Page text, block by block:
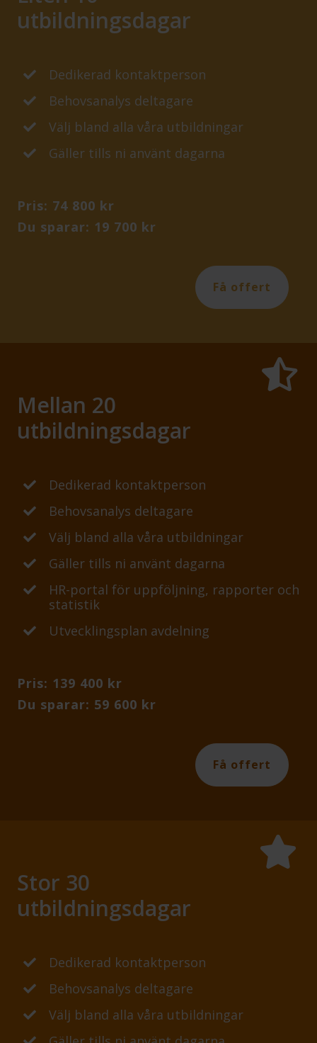
utbildningsdagar
Dedikerad kontaktperson
Behovsanalys deltagare
Välj bland alla våra utbildningar
Gäller tills ni använt dagarna
Pris: 74 800 kr
Du sparar: 19 700 kr
Få offert
Mellan 20
utbildningsdagar
Dedikerad kontaktperson
Behovsanalys deltagare
Välj bland alla våra utbildningar
Gäller tills ni använt dagarna
HR-portal för uppföljning, rapporter och
statistik
Utvecklingsplan avdelning
Pris: 139 400 kr
Du sparar: 59 600 kr
Få offert
Stor 30
utbildningsdagar
Dedikerad kontaktperson
Behovsanalys deltagare
Välj bland alla våra utbildningar